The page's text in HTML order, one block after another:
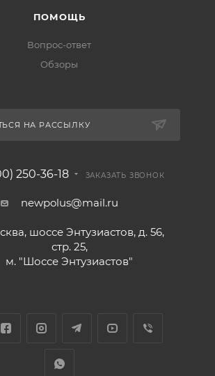
ПОМОЩЬ
Вопрос-ответ
Обзоры
НА РАССЫЛКУ
250-36-18 ЗАКАЗАТЬ ЗВОНОК
newpolus@mail.ru
шоссе Энтузиастов, д. 56,
стр. 25,
м. "Шоссе Энтузиастов"